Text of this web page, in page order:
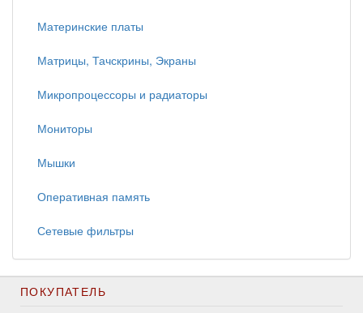
Материнские платы
Матрицы, Тачскрины, Экраны
Микропроцессоры и радиаторы
Мониторы
Мышки
Оперативная память
Сетевые фильтры
ПОКУПАТЕЛЬ